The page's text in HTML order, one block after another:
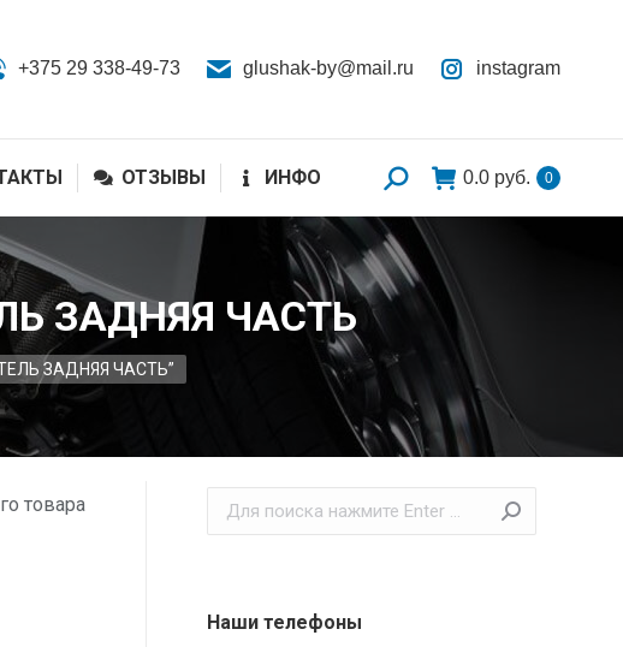
+375 29 338-49-73 glushak-by@mail.ru instagram
ОТЗЫВЫ ИНФО 0.0 руб. 0
ЗАДНЯЯ ЧАСТЬ
ЗАДНЯЯ ЧАСТЬ”
товара
Наши телефоны